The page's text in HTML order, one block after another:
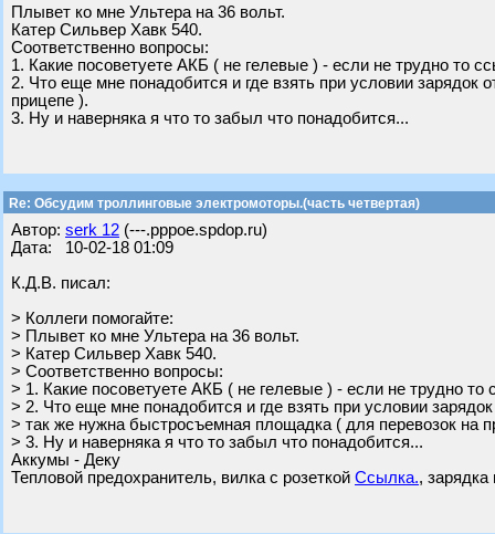
Плывет ко мне Ультера на 36 вольт.
Катер Сильвер Хавк 540.
Соответственно вопросы:
1. Какие посоветуете АКБ ( не гелевые ) - если не трудно то
2. Что еще мне понадобится и где взять при условии
прицепе ).
3. Ну и наверняка я что то забыл что понадобится...
Re: Обсудим троллинговые электромоторы.(часть четвертая)
Автор: serk 12 (---.pppoe.spdop.ru)
Дата: 10-02-18 01:09
К.Д.В. писал:
> Коллеги помогайте:
> Плывет ко мне Ультера на 36 вольт.
> Катер Сильвер Хавк 540.
> Соответственно вопросы:
> 1. Какие посоветуете АКБ ( не гелевые ) - если не трудно то
> 2. Что еще мне понадобится и где взять при условии
> так же нужна быстросъемная площадка ( для перевозок на
> 3. Ну и наверняка я что то забыл что понадобится...
Аккумы - Деку
Тепловой предохранитель, вилка с розеткой Ссылка.,